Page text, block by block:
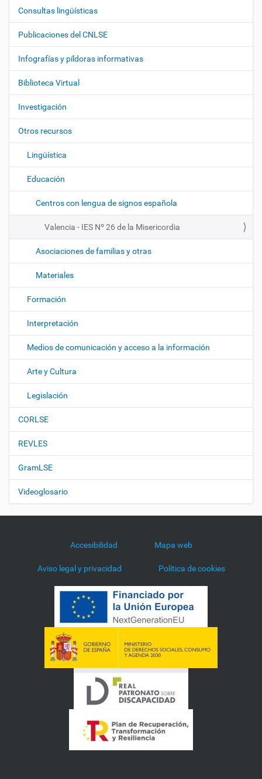
N
e
g
a
c
i
ó
n
Consultas lingüísticas
Publicaciones del CNLSE
Infografías y píldoras informativas
Biblioteca Virtual
Investigación
Otros recursos
Lingüística
Educación
Centros con lengua de signos española
Valencia - IES Nº 26 de la Misericordia
Asociaciones de familias y otras
Materiales
Formación
Interpretación
Medios de comunicación y acceso a la información
Arte y Cultura
Legislación
CORLSE
REVLES
GramLSE
Videoglosario
Accesibilidad Mapa web
Aviso legal y privacidad Política de cookies